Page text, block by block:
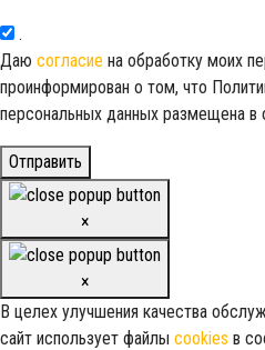
.
Даю согласие на обработку моих
проинформирован о том, что
персональных данных размещена
Отправить
×
×
В целех улучшения качества
сайт использует файлы cookies в